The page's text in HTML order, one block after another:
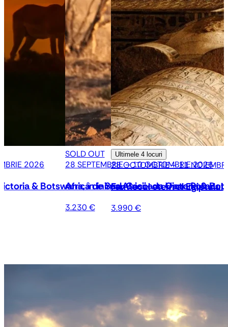
2026
& Botswana, în inima Africii- cu Oana Rotaru
SOLD OUT
28 SEPTEMBRIE – 10 OCTOMBRIE 2026
Africa de Sud, Cascada Victoria &
3.230 €
Ultimele 4 locuri
28 OCTOMBRIE – 11
Farmecul etern al Egiptului
3.990 €